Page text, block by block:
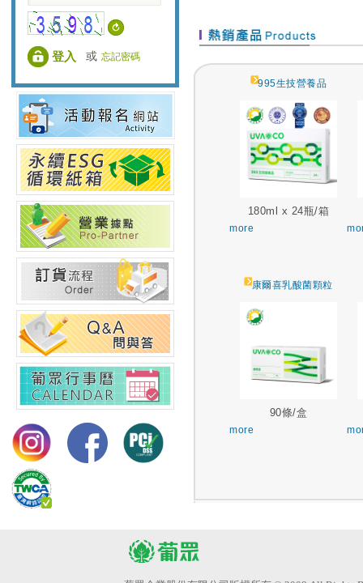
或 忘記密碼
995生技營養品
180ml x 24瓶/箱
more
康爾喜乳酸菌顆粒
90條/盒
more